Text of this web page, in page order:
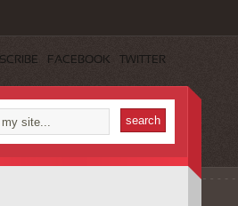
FACEBOOK TWITTER